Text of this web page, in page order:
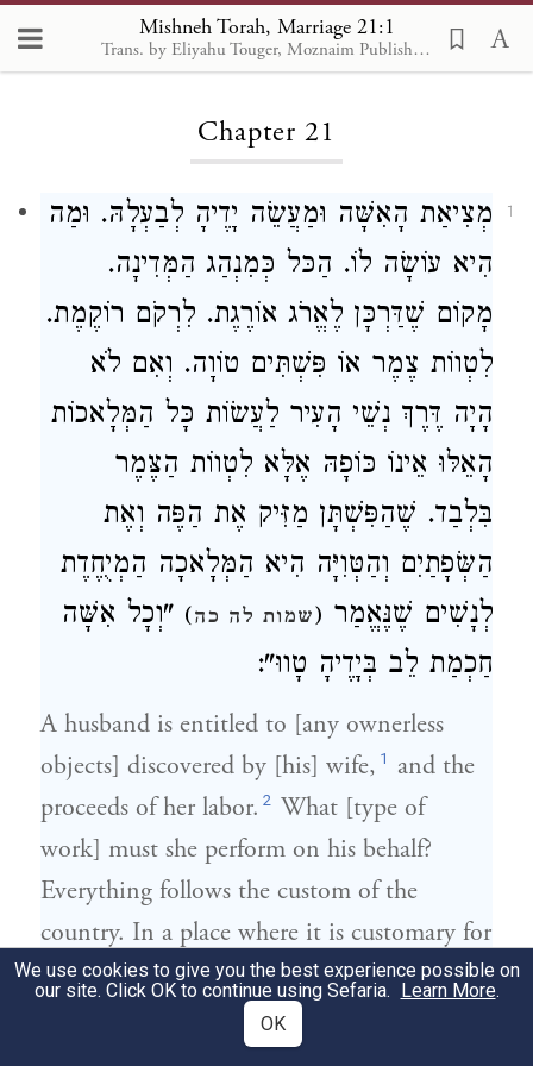
Mishneh Torah, Marriage 21:1
Trans. by Eliyahu Touger, Moznaim Publishing
Loading...
Chapter 21
1
מְצִיאַת הָאִשָּׁה וּמַעֲשֵׂה יָדֶיהָ לְבַעְלָהּ. וּמַה
הִיא עוֹשָׂה לוֹ. הַכּל כְּמִנְהַג הַמְּדִינָה.
מָקוֹם שֶׁדַּרְכָּן לֶאֱרֹג אוֹרֶגֶת. לִרְקֹם רוֹקֶמֶת.
לִטְווֹת צֶמֶר אוֹ פִּשְׁתִּים טוֹוָה. וְאִם לֹא
הָיָה דֶּרֶךְ נְשֵׁי הָעִיר לַעֲשׂוֹת כָּל הַמְּלָאכוֹת
הָאֵלּוּ אֵינוֹ כּוֹפָהּ אֶלָּא לִטְווֹת הַצֶּמֶר
בִּלְבַד. שֶׁהַפִּשְׁתָּן מַזִּיק אֶת הַפֶּה וְאֶת
הַשְּׂפָתַיִם וְהַטְּוִיָּה הִיא הַמְּלָאכָה הַמְיֻחֶדֶת
לְנָשִׁים שֶׁנֶּאֱמַר (שמות לה כה) "וְכָל אִשָּׁה
חַכְמַת לֵב בְּיָדֶיהָ טָווּ":
A husband is entitled to [any ownerless
objects] discovered by [his] wife, 1 and the
proceeds of her labor. 2 What [type of
work] must she perform on his behalf?
Everything follows the custom of the
country. In a place where it is customary for
women to weave, she should weave. [In a
place where they] embroider, she should
embroider. [In a place where they] spin
We use cookies to give you the best experience possible on
our site. Click OK to continue using Sefaria. Learn More.
OK